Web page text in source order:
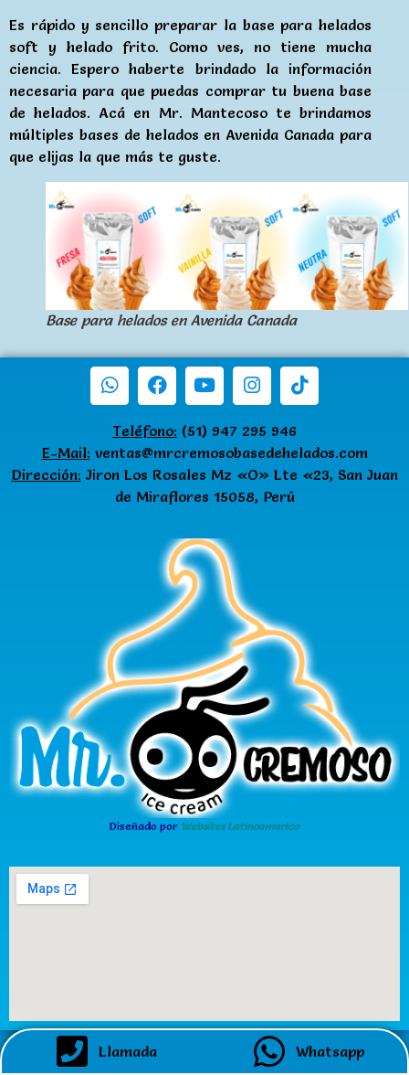
Es rápido y sencillo preparar la base para helados
soft y helado frito. Como ves, no tiene mucha
ciencia. Espero haberte brindado la información
necesaria para que puedas comprar tu buena base
de helados. Acá en Mr. Mantecoso te brindamos
múltiples bases de helados en Avenida Canada para
que elijas la que más te guste.
Base para helados en Avenida Canada
Teléfono: (51) 947 295 946
E-Mail: ventas@mrcremosobasedehelados.com
Dirección: Jiron Los Rosales Mz «O» Lte «23, San Juan
de Miraflores 15058, Perú
Diseñado por Websites Latinoamerica
Llamada Whatsapp